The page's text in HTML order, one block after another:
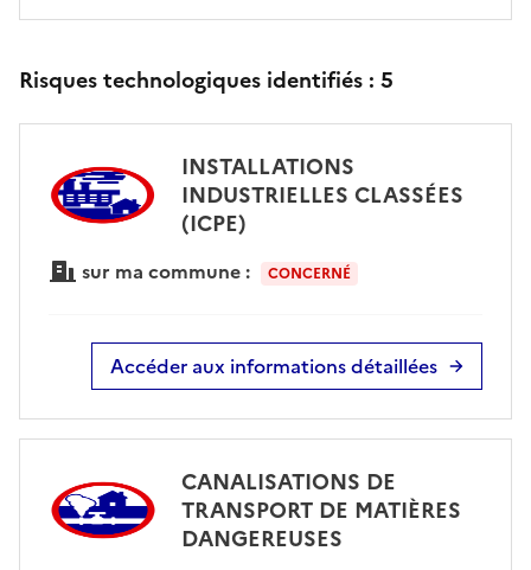
Risques technologiques identifiés : 5
INSTALLATIONS
INDUSTRIELLES CLASSÉES
(ICPE)
sur ma commune : CONCERNÉ
Accéder aux informations détaillées
CANALISATIONS DE
TRANSPORT DE MATIÈRES
DANGEREUSES